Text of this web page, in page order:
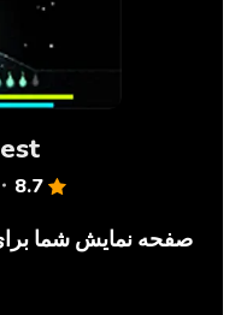
8.7
صفحه نمایش شما